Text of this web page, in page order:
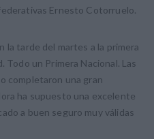
Ernesto Cotorruelo.
la tarde del martes a la primera
Todo un Primera Nacional. Las
completaron una gran
ha supuesto una excelente
a buen seguro muy válidas